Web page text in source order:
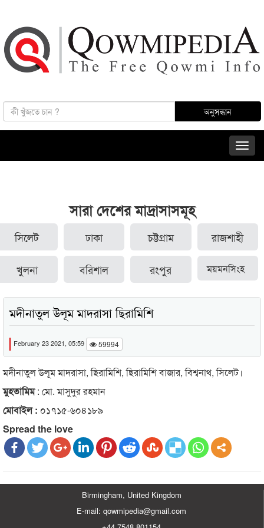
সারা দেশের মাদ্রাসাসমূহ
সিলেট ঢাকা চট্টগ্রাম রাজশাহী
খুলনা বরিশাল রংপুর ময়মনসিংহ
মদীনাতুল উলূম মাদরাসা ছিরামিশি
February 23 2021, 05:59 59994
মদীনাতুল উলূম মাদরাসা, ছিরামিশি, ছিরামিশি বাজার, বিশ্বনাথ, সিলেট।
মুহতামিম: মো. মাসুদুর রহমান
মোবাইল : ০১৭১৫-৬০৪১৮৯
Spread the love
Birmingham, United Kingdom
E-mail: qowmipedia@gmail.com